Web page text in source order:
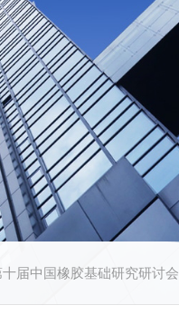
中国橡胶基础研究研讨会圆满结束！